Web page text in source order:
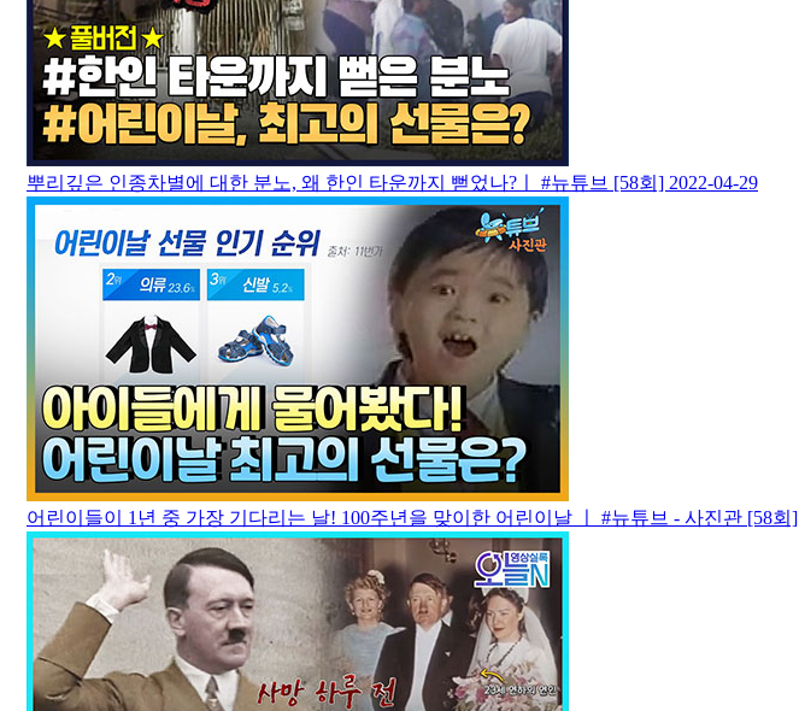
뿌리깊은 인종차별에 대한 분노, 왜 한인 타운까지 뻗었나?ㅣ #뉴튜브 [58회] 2022-04-29
어린이들이 1년 중 가장 기다리는 날! 100주년을 맞이한 어린이날 ㅣ #뉴튜브 - 사진관 [58회]